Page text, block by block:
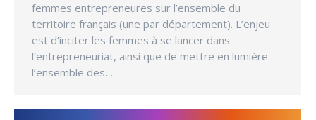
femmes entrepreneures sur l’ensemble du
territoire français (une par département). L’enjeu
est d’inciter les femmes à se lancer dans
l’entrepreneuriat, ainsi que de mettre en lumière
l’ensemble des…